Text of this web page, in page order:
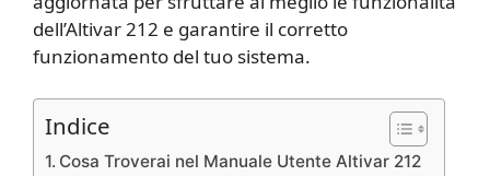
dell’Altivar 212 e garantire il corretto
funzionamento del tuo sistema.
Indice
Cosa Troverai nel Manuale Utente Altivar 212